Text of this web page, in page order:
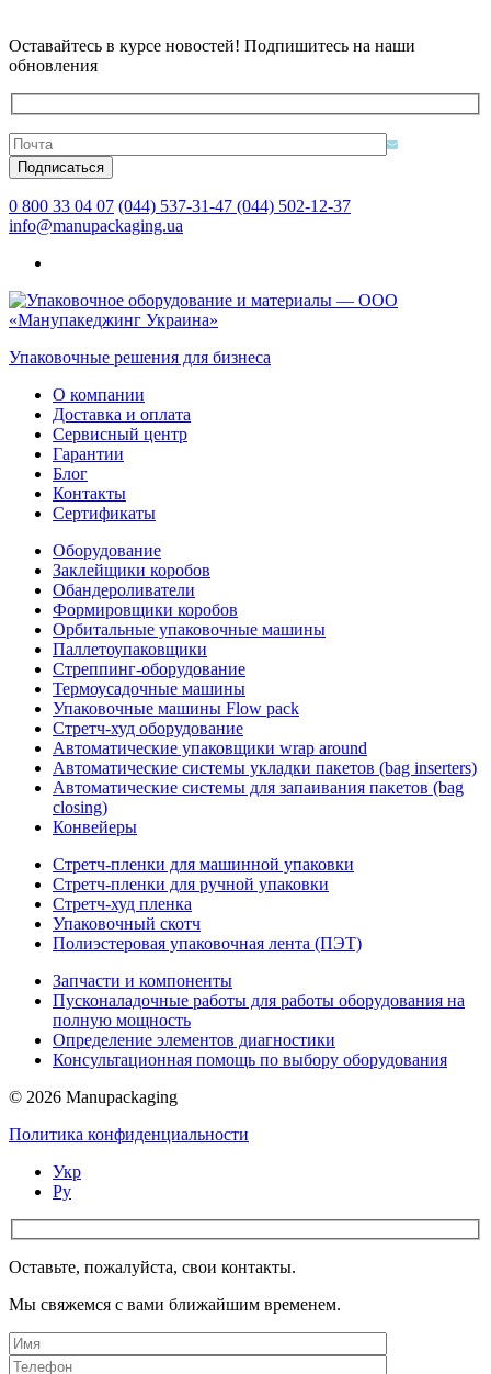
Оставайтесь в курсе новостей! Подпишитесь на наши
обновления
0 800 33 04 07 (044) 537-31-47 (044) 502-12-37
info@manupackaging.ua
Упаковочные решения для бизнеса
О компании
Доставка и оплата
Сервисный центр
Гарантии
Блог
Контакты
Сертификаты
Оборудование
Заклейщики коробов
Обандероливатели
Формировщики коробов
Орбитальные упаковочные машины
Паллетоупаковщики
Стреппинг-оборудование
Термоусадочные машины
Упаковочные машины Flow pack
Стретч-худ оборудование
Автоматические упаковщики wrap around
Автоматические системы укладки пакетов (bag inserters)
Автоматические системы для запаивания пакетов (bag
closing)
Конвейеры
Стретч-пленки для машинной упаковки
Стретч-пленки для ручной упаковки
Стретч-худ пленка
Упаковочный скотч
Полиэстеровая упаковочная лента (ПЭТ)
Запчасти и компоненты
Пусконаладочные работы для работы оборудования на
полную мощность
Определение элементов диагностики
Консультационная помощь по выбору оборудования
© 2026 Manupackaging
Политика конфиденциальности
Укр
Ру
Оставьте, пожалуйста, свои контакты.
Мы свяжемся с вами ближайшим временем.